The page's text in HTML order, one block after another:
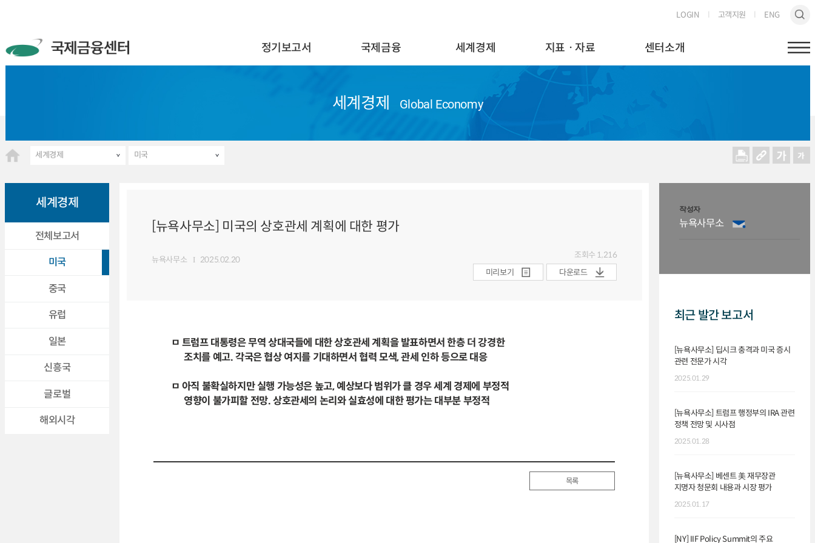
LOGIN 고객지원 ENG
정기보고서 국제금융 세계경제 지표ㆍ자료 센터소개
세계경제 Global Economy
세계경제 미국
세계경제
전체보고서
미국
중국
유럽
일본
신흥국
글로벌
해외시각
[뉴욕사무소] 미국의 상호관세 계획에 대한 평가
뉴욕사무소 2025.02.20 조회수 1,216
미리보기
다운로드
ㅁ 트럼프 대통령은 무역 상대국들에 대한 상호관세 계획을 발표하면서 한층 더 강경한
조치를 예고. 각국은 협상 여지를 기대하면서 협력 모색, 관세 인하 등으로 대응
ㅁ 아직 불확실하지만 실행 가능성은 높고, 예상보다 범위가 클 경우 세계 경제에 부정적
영향이 불가피할 전망. 상호관세의 논리와 실효성에 대한 평가는 대부분 부정적
목록
작성자
뉴욕사무소
최근 발간 보고서
[뉴욕사무소] 딥시크 충격과 미국 증시
관련 전문가 시각
2025.01.29
[뉴욕사무소] 트럼프 행정부의 IRA 관련
정책 전망 및 시사점
2025.01.28
[뉴욕사무소] 베센트 美 재무장관
지명자 청문회 내용과 시장 평가
2025.01.17
[NY] IIF Policy Summit의 주요